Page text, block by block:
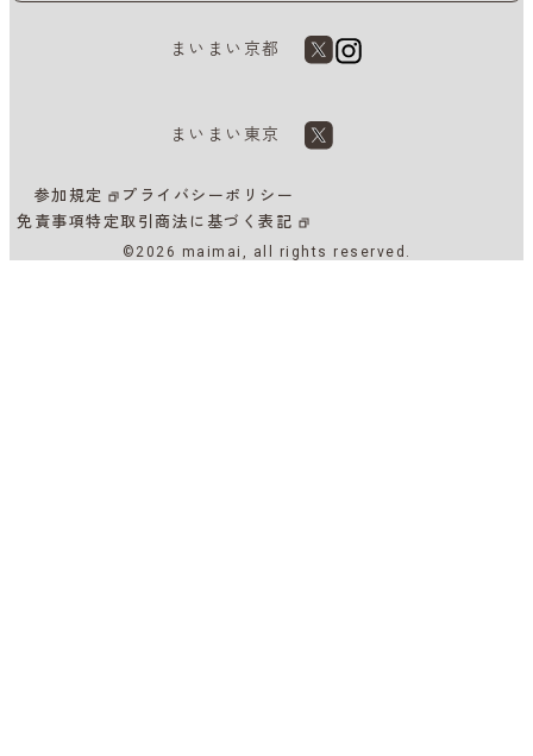
まいまい京都
まいまい東京
参加規定
プライバシーポリシー
免責事項特定取引商法に基づく表記
©2026 maimai, all rights reserved.